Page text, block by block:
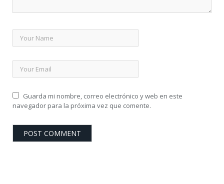
Guarda mi nombre, correo electrónico y web en este
navegador para la próxima vez que comente.